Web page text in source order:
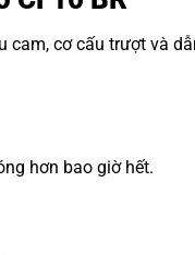
cơ cấu trượt và
hơn bao giờ hết.